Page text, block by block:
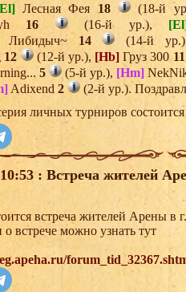
Лесная Фея 18
(18-й
16 (16-й ур.),
Либидыч~ 14
(14-й
12 (12-й ур.), [Hb] Груз 300 11
5 (5-й ур.), [Hm]
Adixend 2
(2-й ур.).
личных турниров состоится
10:53 : Встреча жителей
встреча жителей Арены
встрече можно узнать тут